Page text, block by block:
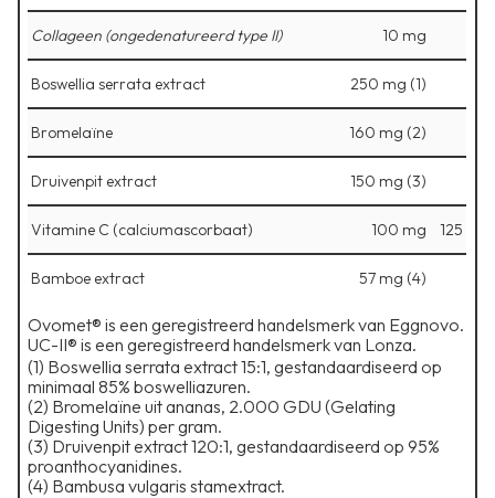
Collageen (ongedenatureerd type II) 10 mg
Boswellia serrata extract 250 mg (1)
Bromelaïne 160 mg (2)
Druivenpit extract 150 mg (3)
Vitamine C (calciumascorbaat) 100 mg 125
Bamboe extract 57 mg (4)
Ovomet® is een geregistreerd handelsmerk van Eggnovo.
⁠UC-II® is een geregistreerd handelsmerk van Lonza.
(1) Boswellia serrata extract 15:1, gestandaardiseerd op
minimaal 85% boswelliazuren.
⁠(2) Bromelaïne uit ananas, 2.000 GDU (Gelating
Digesting Units) per gram.
⁠(3) Druivenpit extract 120:1, gestandaardiseerd op 95%
proanthocyanidines.
⁠(4) Bambusa vulgaris stamextract.